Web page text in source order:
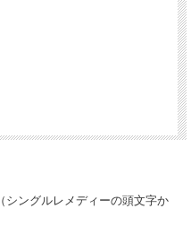
（シングルレメディーの頭文字か